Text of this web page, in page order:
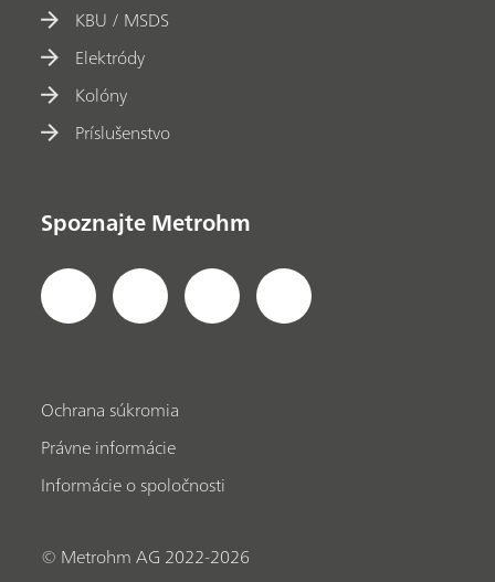
KBU / MSDS
Elektródy
Kolóny
Príslušenstvo
Spoznajte Metrohm
Ochrana súkromia
Právne informácie
Informácie o spoločnosti
© Metrohm AG 2022-2026